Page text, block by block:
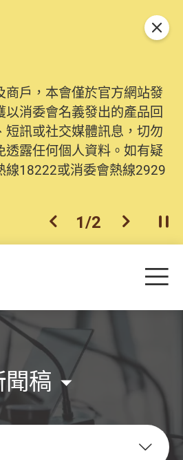
商戶，本會僅於官方網站發
以消委會名義發出的產品回
短訊或社交媒體訊息，切勿
透露任何個人資料。如有疑
線18222或消委會熱線2929
上一個
1/2 下一個開
關閉
目
聞稿